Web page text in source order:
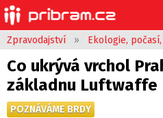
Zpravodajství » Ekologie,
Co ukrývá vrchol
základnu Luftwaffe
POZNÁVÁME BRDY